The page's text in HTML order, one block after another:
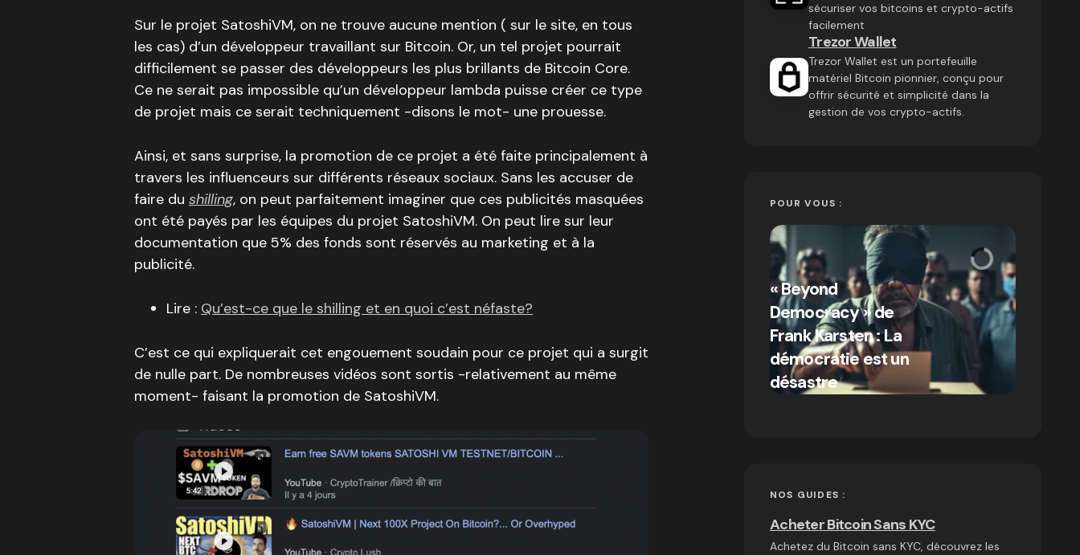
Sur le projet SatoshiVM, on ne trouve aucune mention ( sur le site, en tous
les cas) d’un développeur travaillant sur Bitcoin. Or, un tel projet pourrait
difficilement se passer des développeurs les plus brillants de Bitcoin Core.
Ce ne serait pas impossible qu’un développeur lambda puisse créer ce type
de projet mais ce serait techniquement -disons le mot- une prouesse.
Ainsi, et sans surprise, la promotion de ce projet a été faite principalement à
travers les influenceurs sur différents réseaux sociaux. Sans les accuser de
faire du shilling, on peut parfaitement imaginer que ces publicités masquées
ont été payés par les équipes du projet SatoshiVM. On peut lire sur leur
documentation que 5% des fonds sont réservés au marketing et à la
publicité.
Lire : Qu’est-ce que le shilling et en quoi c’est néfaste?
C’est ce qui expliquerait cet engouement soudain pour ce projet qui a surgit
de nulle part. De nombreuses vidéos sont sortis -relativement au même
moment- faisant la promotion de SatoshiVM.
sécuriser vos bitcoins et crypto-actifs
facilement
Trezor Wallet
Trezor Wallet est un portefeuille
matériel Bitcoin pionnier, conçu pour
offrir sécurité et simplicité dans la
gestion de vos crypto-actifs.
POUR VOUS :
« Beyond
Democracy » de
Frank Karsten : La
démocratie est un
désastre
on 03/10/2024
NOS GUIDES :
Acheter Bitcoin Sans KYC
Achetez du Bitcoin sans KYC, découvrez les